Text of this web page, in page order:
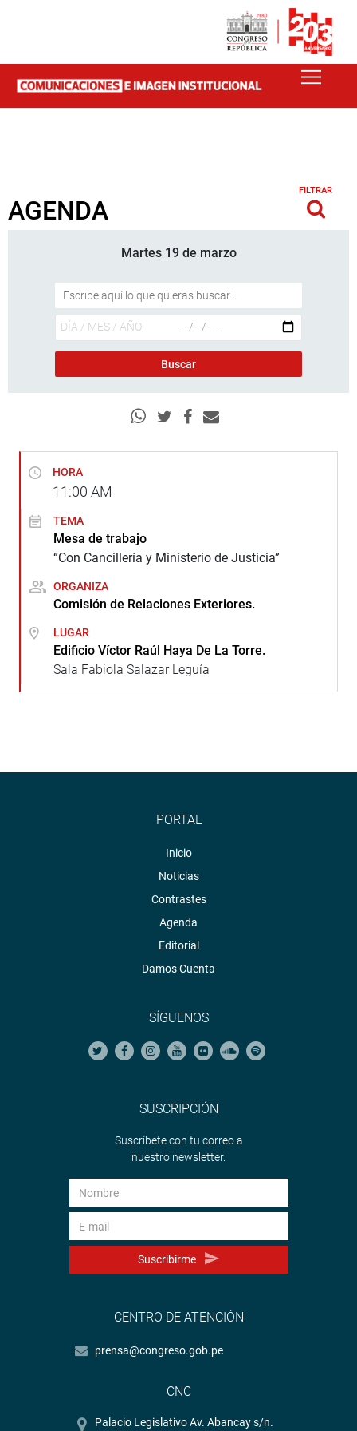
AGENDA
FILTRAR
Martes 19 de marzo
HORA
11:00 AM
TEMA
Mesa de trabajo
“Con Cancillería y Ministerio de Justicia”
ORGANIZA
Comisión de Relaciones Exteriores.
LUGAR
Edificio Víctor Raúl Haya De La Torre.
Sala Fabiola Salazar Leguía
PORTAL
Inicio
Noticias
Contrastes
Agenda
Editorial
Damos Cuenta
SÍGUENOS
SUSCRIPCIÓN
Suscríbete con tu correo a
nuestro newsletter.
Suscribirme
CENTRO DE ATENCIÓN
prensa@congreso.gob.pe
CNC
Palacio Legislativo Av. Abancay s/n.